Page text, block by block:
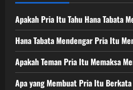
Apakah Pria Itu Tahu Hana Tabata
Hana Tabata Mendengar Pria Itu
Apakah Teman Pria Itu Memaksa
Apa yang Membuat Pria Itu